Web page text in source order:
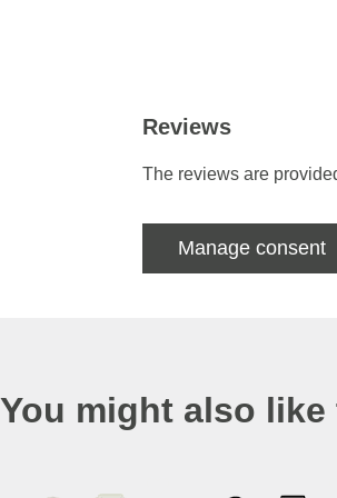
Reviews
The reviews are
Manage consent
You might also like